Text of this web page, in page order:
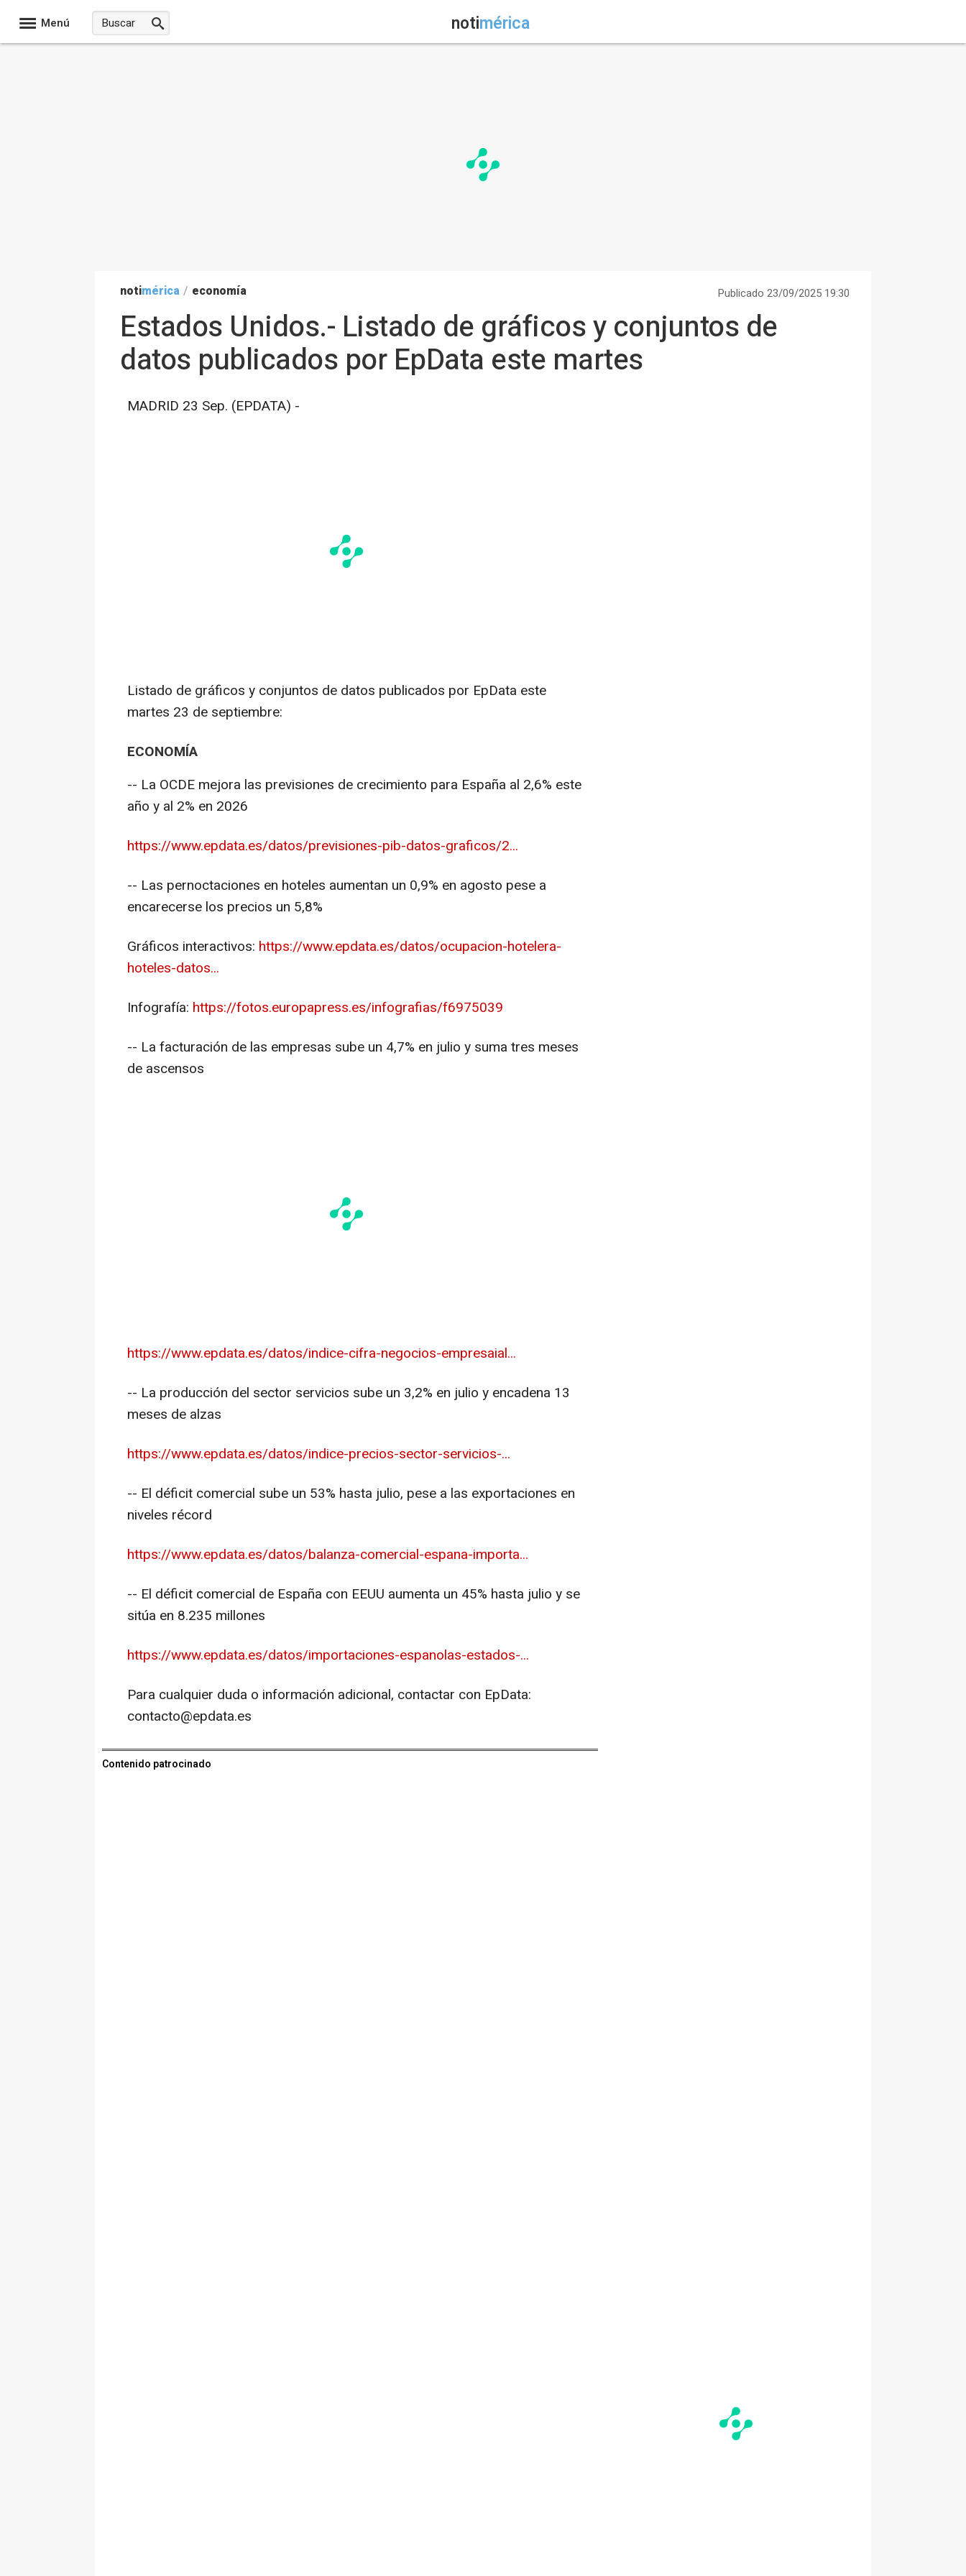
Menú notimérica
notimérica / economía Publicado 23/09/2025 19:30
Estados Unidos.- Listado de gráficos y conjuntos de
datos publicados por EpData este martes
MADRID 23 Sep. (EPDATA) -
Listado de gráficos y conjuntos de datos publicados por EpData este
martes 23 de septiembre:
ECONOMÍA
-- La OCDE mejora las previsiones de crecimiento para España al 2,6% este
año y al 2% en 2026
https://www.epdata.es/datos/previsiones-pib-datos-graficos/2...
-- Las pernoctaciones en hoteles aumentan un 0,9% en agosto pese a
encarecerse los precios un 5,8%
Gráficos interactivos: https://www.epdata.es/datos/ocupacion-hotelera-
hoteles-datos...
Infografía: https://fotos.europapress.es/infografias/f6975039
-- La facturación de las empresas sube un 4,7% en julio y suma tres meses
de ascensos
https://www.epdata.es/datos/indice-cifra-negocios-empresaial...
-- La producción del sector servicios sube un 3,2% en julio y encadena 13
meses de alzas
https://www.epdata.es/datos/indice-precios-sector-servicios-...
-- El déficit comercial sube un 53% hasta julio, pese a las exportaciones en
niveles récord
https://www.epdata.es/datos/balanza-comercial-espana-importa...
-- El déficit comercial de España con EEUU aumenta un 45% hasta julio y se
sitúa en 8.235 millones
https://www.epdata.es/datos/importaciones-espanolas-estados-...
Para cualquier duda o información adicional, contactar con EpData:
contacto@epdata.es
Contenido patrocinado